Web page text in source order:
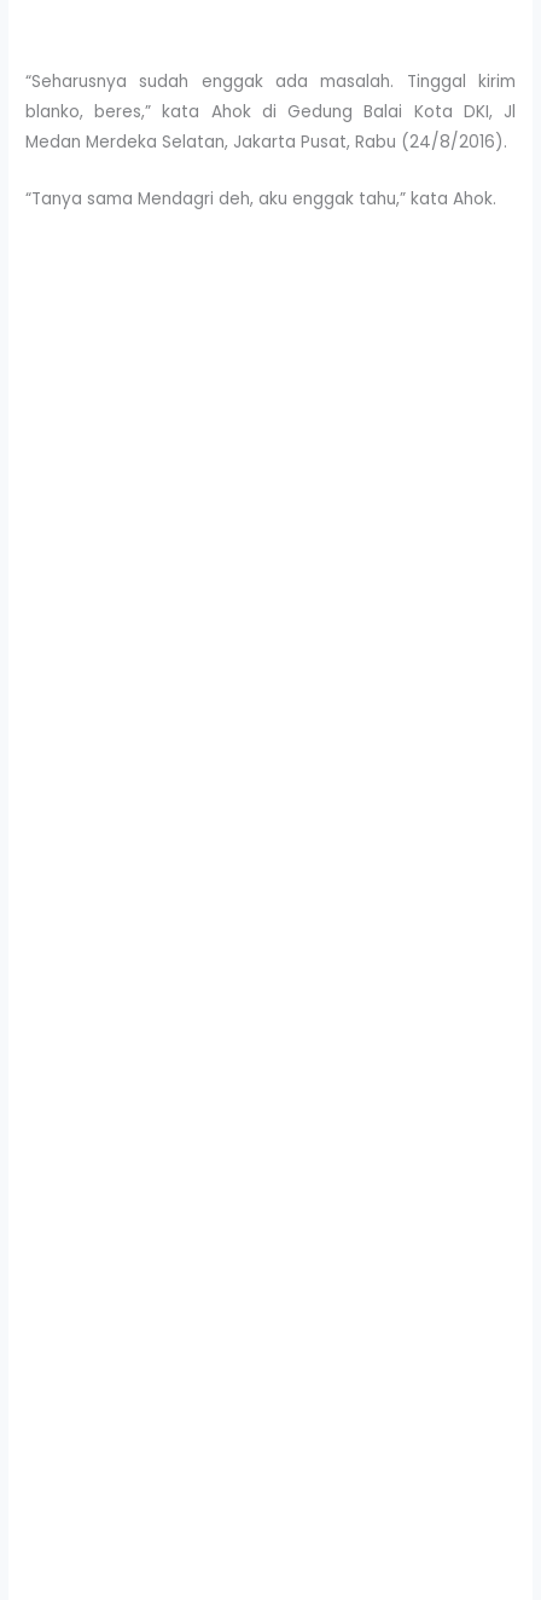
“Seharusnya sudah enggak ada masalah. Tinggal kirim
blanko, beres,” kata Ahok di Gedung Balai Kota DKI, Jl
Medan Merdeka Selatan, Jakarta Pusat, Rabu (24/8/2016).
“Tanya sama Mendagri deh, aku enggak tahu,” kata Ahok.